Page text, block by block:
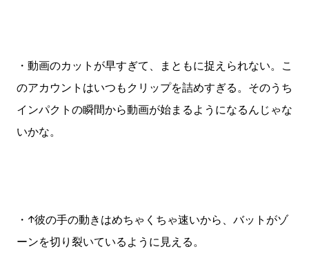
・動画のカットが早すぎて、まともに捉えられない。こ
のアカウントはいつもクリップを詰めすぎる。そのうち
インパクトの瞬間から動画が始まるようになるんじゃな
いかな。
・↑彼の手の動きはめちゃくちゃ速いから、バットがゾ
ーンを切り裂いているように見える。